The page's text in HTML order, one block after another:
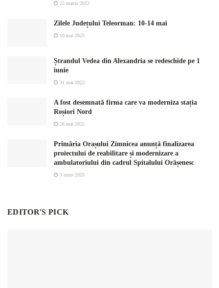
22 martie 2022
Zilele Județului Teleorman: 10-14 mai
10 mai 2025
Ștrandul Vedea din Alexandria se redeschide pe 1
iunie
31 mai 2022
A fost desemnată firma care va moderniza stația
Roșiori Nord
26 mai 2025
Primăria Orașului Zimnicea anunță finalizarea
proiectului de reabilitare și modernizare a
ambulatoriului din cadrul Spitalului Orășenesc
3 iunie 2025
EDITOR'S PICK